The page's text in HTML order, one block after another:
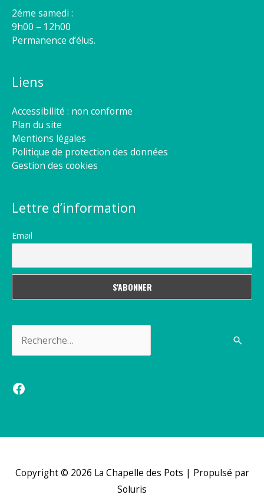
2éme samedi :
9h00 – 12h00
Permanence d’élus.
Liens
Accessibilité : non conforme
Plan du site
Mentions légales
Politique de protection des données
Gestion des cookies
Lettre d’information
Email
Facebook
Copyright © 2026 La Chapelle des Pots | Propulsé par
Soluris